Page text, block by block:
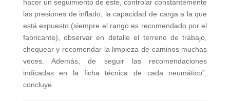
hacer un seguimiento de este, controlar constantemente
las presiones de inflado, la capacidad de carga a la que
está expuesto (siempre el rango es recomendado por el
fabricante), observar en detalle el terreno de trabajo,
chequear y recomendar la limpieza de caminos muchas
veces. Además, de seguir las recomendaciones
indicadas en la ficha técnica de cada neumático”,
concluye.